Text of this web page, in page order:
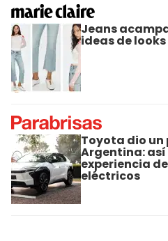
Jeans
ideas de
Toyota dio un
Argentina: así
experiencia
eléctricos